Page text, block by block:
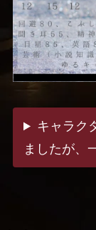
キャラク
ましたが、